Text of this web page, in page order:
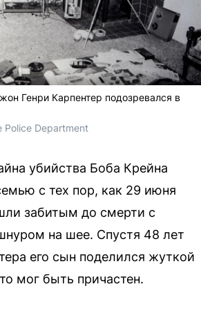
Генри Карпентер подозревался в
Police Department
убийства Боба Крейна
с тех пор, как 29 июня
забитым до смерти с
на шее. Спустя 48 лет
его сын поделился жуткой
мог быть причастен.